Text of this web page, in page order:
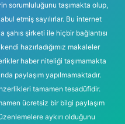
sorumluluğunu taşımakta olup,
etmiş sayılırlar. Bu internet
şirketi ile hiçbir bağlantısı
hazırladığımız makaleler
haber niteliği taşımamakta
paylaşım yapılmamaktadır.
tamamen tesadüfidir.
ücretsiz bir bilgi paylaşım
aykırı olduğunu